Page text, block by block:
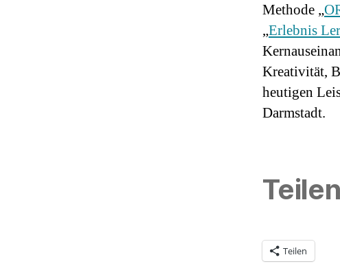
Methode „
„Erlebnis
Kreativität,
heutigen
Darmstadt.
Teilen